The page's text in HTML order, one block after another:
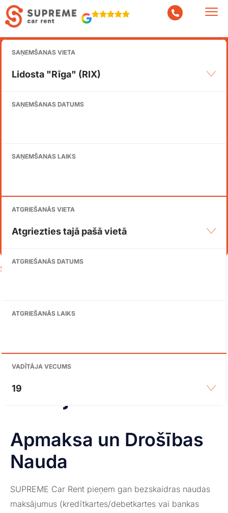
SAŅEMŠANAS VIETA
Lidosta "Rīga" (RIX)
SAŅEMŠANAS DATUMS
SAŅEMŠANAS LAIKS
ATGRIEŠANĀS VIETA
Atgriezties tajā pašā vietā
ATGRIEŠANĀS DATUMS
ATGRIEŠANĀS LAIKS
VADĪTĀJA VECUMS
19
Sākums
nosacījumi
Latvija
Apmaksa un Drošības
Nauda
SUPREME Car Rent pieņem gan bezskaidras naudas
maksājumus (kredītkartes/debetkartes vai bankas